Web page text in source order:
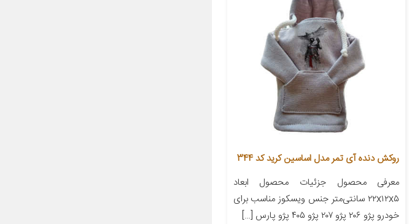
روکش دنده آی تمر مدل اساسین کرید کد 344
معرفی محصول جزئیات محصول ابعاد
۲۲x۱۲x۵ سانتی‌متر جنس ویسکوز مناسب برای
خودرو پژو ۲۰۶ پژو ۲۰۷ پژو ۴۰۵ پژو پارس […]